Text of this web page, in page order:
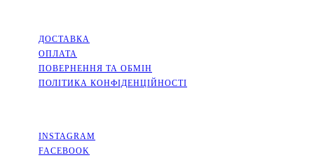
ДОСТАВКА
ОПЛАТА
ПОВЕРНЕННЯ ТА ОБМІН
ПОЛІТИКА КОНФІДЕНЦІЙНОСТІ
INSTAGRAM
FACEBOOK